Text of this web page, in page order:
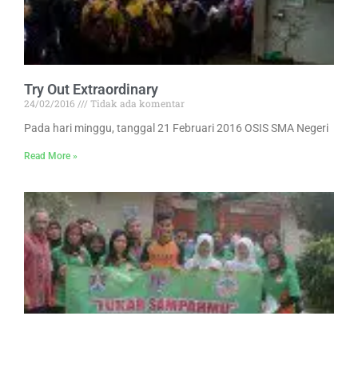
Try Out Extraordinary
24/02/2016
Tidak ada komentar
Pada hari minggu, tanggal 21 Februari 2016 OSIS SMA Negeri
Read More »